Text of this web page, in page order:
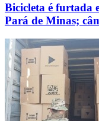
Bicicleta é furtada
Pará de Minas;